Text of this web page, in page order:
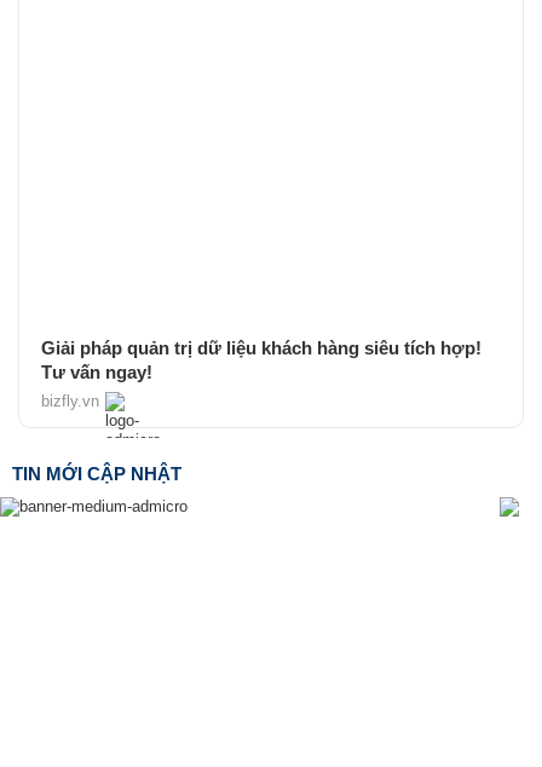
Giải pháp quản trị dữ liệu khách hàng siêu tích hợp!
Tư vấn ngay!
bizfly.vn
TIN MỚI CẬP NHẬT